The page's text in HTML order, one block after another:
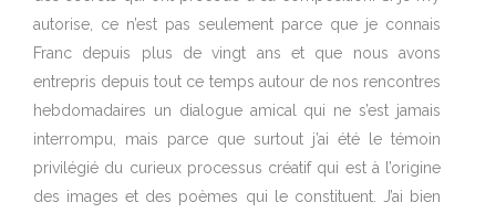
autorise, ce n’est pas seulement parce que je connais
Franc depuis plus de vingt ans et que nous avons
entrepris depuis tout ce temps autour de nos rencontres
hebdomadaires un dialogue amical qui ne s’est jamais
interrompu, mais parce que surtout j’ai été le témoin
privilégié du curieux processus créatif qui est à l’origine
des images et des poèmes qui le constituent. J’ai bien